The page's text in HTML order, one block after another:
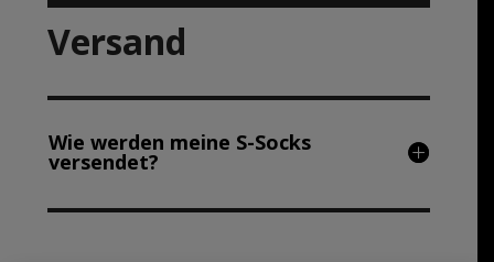
Versand
Wie werden meine S-Socks
versendet?